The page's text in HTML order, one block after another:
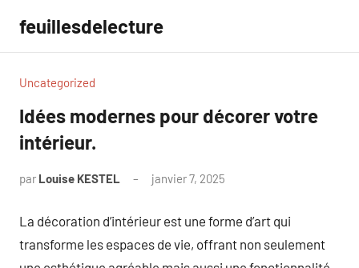
contenu
feuillesdelecture
Uncategorized
Idées modernes pour décorer votre
intérieur.
par Louise KESTEL janvier 7, 2025
La décoration d’intérieur est une forme d’art qui
transforme les espaces de vie, offrant non seulement